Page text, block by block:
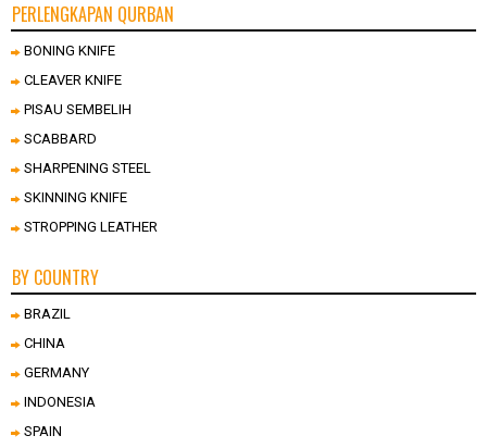
PERLENGKAPAN QURBAN
BONING KNIFE
CLEAVER KNIFE
PISAU SEMBELIH
SCABBARD
SHARPENING STEEL
SKINNING KNIFE
STROPPING LEATHER
BY COUNTRY
BRAZIL
CHINA
GERMANY
INDONESIA
SPAIN